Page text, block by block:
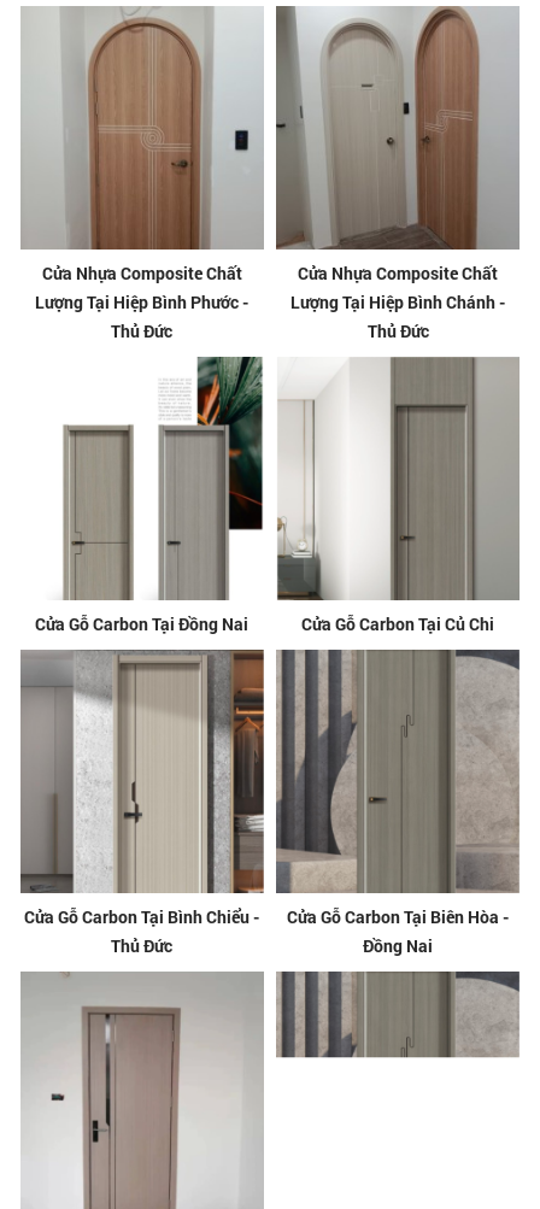
Cửa Nhựa Composite Chất
Lượng Tại Hiệp Bình Phước -
Thủ Đức
Cửa Nhựa Composite Chất
Lượng Tại Hiệp Bình Chánh -
Thủ Đức
Cửa Gỗ Carbon Tại Đồng Nai Cửa Gỗ Carbon Tại Củ Chi
Cửa Gỗ Carbon Tại Bình Chiểu -
Thủ Đức
Cửa Gỗ Carbon Tại Biên Hòa -
Đồng Nai